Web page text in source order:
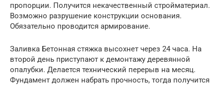
пропорции. Получится некачественный стройматериал.
Возможно разрушение конструкции основания.
Обязательно проводится армирование.
Заливка Бетонная стяжка высохнет через 24 часа. На
второй день приступают к демонтажу деревянной
опалубки. Делается технический перерыв на месяц.
Фундамент должен набрать прочность, тогда получится